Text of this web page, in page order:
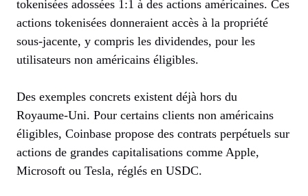
tokenisées adossées 1:1 à des actions américaines. Ces
actions tokenisées donneraient accès à la propriété
sous-jacente, y compris les dividendes, pour les
utilisateurs non américains éligibles.
Des exemples concrets existent déjà hors du
Royaume-Uni. Pour certains clients non américains
éligibles, Coinbase propose des contrats perpétuels sur
actions de grandes capitalisations comme Apple,
Microsoft ou Tesla, réglés en USDC.